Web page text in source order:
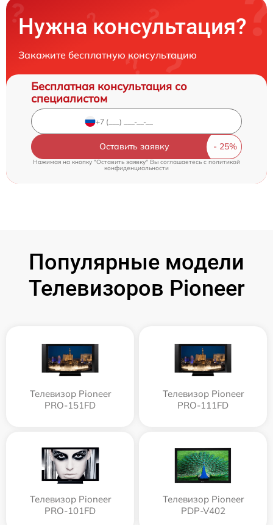
Нужна консультация?
Закажите бесплатную консультацию
Бесплатная консультация со
специалистом
Оставить заявку
Нажимая на кнопку "Оставить заявку" Вы соглашаетесь c политикой
конфиденциальности
Популярные модели
Телевизоров Pioneer
Телевизор Pioneer
PRO-151FD
Телевизор Pioneer
PRO-111FD
Телевизор Pioneer
PRO-101FD
Телевизор Pioneer
PDP-V402